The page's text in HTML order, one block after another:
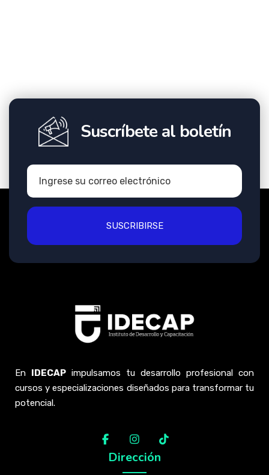
Suscríbete al boletín
SUSCRIBIRSE
En IDECAP impulsamos tu desarrollo profesional con
cursos y especializaciones diseñados para transformar tu
potencial.
Dirección